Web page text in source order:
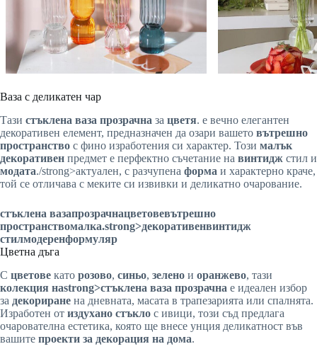
Ваза с деликатен чар
Тази стъклена ваза прозрачна за цветя. е вечно елегантен
декоративен елемент, предназначен да озари вашето вътрешно
пространство с фино изработения си характер. Този малък
декоративен предмет е перфектно съчетание на винтидж стил и
модата./strong>актуален, с разчупена форма и характерно краче,
той се отличава с меките си извивки и деликатно очарование.
стъклена вазапрозрачнацветовевътрешно
пространствомалка.strong>декоративенвинтидж
стилмодеренформуляр
Цветна дъга
С цветове като розово, синьо, зелено и оранжево, тази
колекция наstrong>стъклена ваза прозрачна е идеален избор
за декориране на дневната, масата в трапезарията или спалнята.
Изработен от издухано стъкло с ивици, този съд предлага
очарователна естетика, която ще внесе унция деликатност във
вашите проекти за декорация на дома.